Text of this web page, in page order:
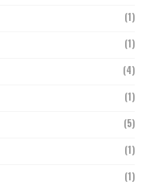
(1)
(1)
(4)
(1)
(5)
(1)
(1)